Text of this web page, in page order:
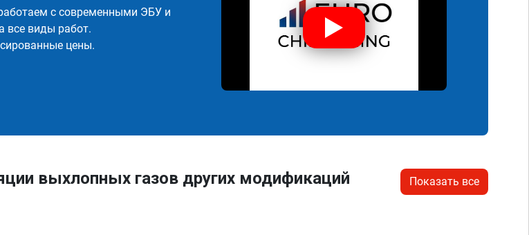
с современными ЭБУ и
все виды работ.
цены.
выхлопных газов других модификаций
Показать все